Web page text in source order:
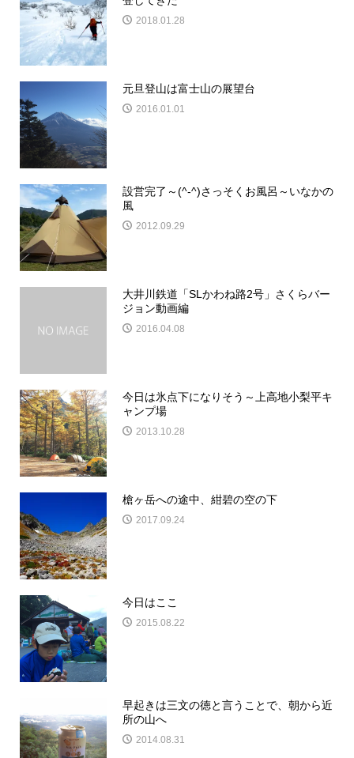
2018.01.28
元旦登山は富士山の展望台
2016.01.01
設営完了～(^-^)さっそくお風呂～いなかの
風
2012.09.29
大井川鉄道「SLかわね路2号」さくらバー
ジョン動画編
2016.04.08
今日は氷点下になりそう～上高地小梨平キ
ャンプ場
2013.10.28
槍ヶ岳への途中、紺碧の空の下
2017.09.24
今日はここ
2015.08.22
早起きは三文の徳と言うことで、朝から近
所の山へ
2014.08.31